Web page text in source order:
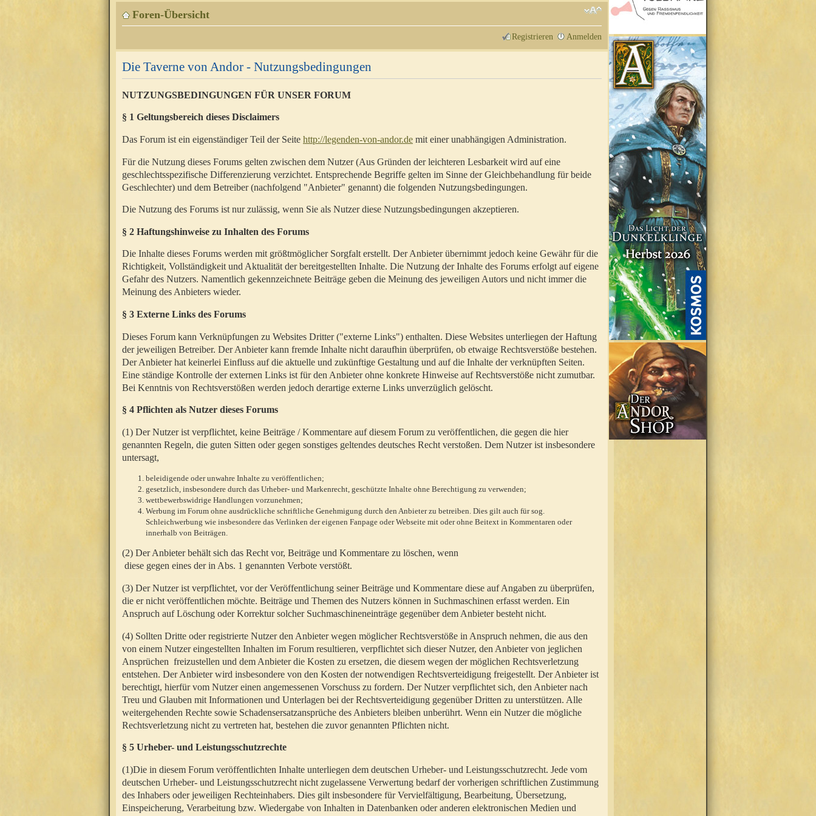
Foren-Übersicht
Registrieren Anmelden
Die Taverne von Andor - Nutzungsbedingungen
NUTZUNGSBEDINGUNGEN FÜR UNSER FORUM
§ 1 Geltungsbereich dieses Disclaimers
Das Forum ist ein eigenständiger Teil der Seite http://legenden-von-andor.de mit einer unabhängigen Administration.
Für die Nutzung dieses Forums gelten zwischen dem Nutzer (Aus Gründen der leichteren Lesbarkeit wird auf eine
geschlechtsspezifische Differenzierung verzichtet. Entsprechende Begriffe gelten im Sinne der Gleichbehandlung für beide
Geschlechter) und dem Betreiber (nachfolgend "Anbieter" genannt) die folgenden Nutzungsbedingungen.
Die Nutzung des Forums ist nur zulässig, wenn Sie als Nutzer diese Nutzungsbedingungen akzeptieren.
§ 2 Haftungshinweise zu Inhalten des Forums
Die Inhalte dieses Forums werden mit größtmöglicher Sorgfalt erstellt. Der Anbieter übernimmt jedoch keine Gewähr für die
Richtigkeit, Vollständigkeit und Aktualität der bereitgestellten Inhalte. Die Nutzung der Inhalte des Forums erfolgt auf eigene
Gefahr des Nutzers. Namentlich gekennzeichnete Beiträge geben die Meinung des jeweiligen Autors und nicht immer die
Meinung des Anbieters wieder.
§ 3 Externe Links des Forums
Dieses Forum kann Verknüpfungen zu Websites Dritter ("externe Links") enthalten. Diese Websites unterliegen der Haftung
der jeweiligen Betreiber. Der Anbieter kann fremde Inhalte nicht daraufhin überprüfen, ob etwaige Rechtsverstöße bestehen.
Der Anbieter hat keinerlei Einfluss auf die aktuelle und zukünftige Gestaltung und auf die Inhalte der verknüpften Seiten.
Eine ständige Kontrolle der externen Links ist für den Anbieter ohne konkrete Hinweise auf Rechtsverstöße nicht zumutbar.
Bei Kenntnis von Rechtsverstößen werden jedoch derartige externe Links unverzüglich gelöscht.
§ 4 Pflichten als Nutzer dieses Forums
(1) Der Nutzer ist verpflichtet, keine Beiträge / Kommentare auf diesem Forum zu veröffentlichen, die gegen die hier
genannten Regeln, die guten Sitten oder gegen sonstiges geltendes deutsches Recht verstoßen. Dem Nutzer ist insbesondere
untersagt,
beleidigende oder unwahre Inhalte zu veröffentlichen;
gesetzlich, insbesondere durch das Urheber- und Markenrecht, geschützte Inhalte ohne Berechtigung zu verwenden;
wettbewerbswidrige Handlungen vorzunehmen;
Werbung im Forum ohne ausdrückliche schriftliche Genehmigung durch den Anbieter zu betreiben. Dies gilt auch für sog.
Schleichwerbung wie insbesondere das Verlinken der eigenen Fanpage oder Webseite mit oder ohne Beitext in Kommentaren oder
innerhalb von Beiträgen.
(2) Der Anbieter behält sich das Recht vor, Beiträge und Kommentare zu löschen, wenn
diese gegen eines der in Abs. 1 genannten Verbote verstößt.
(3) Der Nutzer ist verpflichtet, vor der Veröffentlichung seiner Beiträge und Kommentare diese auf Angaben zu überprüfen,
die er nicht veröffentlichen möchte. Beiträge und Themen des Nutzers können in Suchmaschinen erfasst werden. Ein
Anspruch auf Löschung oder Korrektur solcher Suchmaschineneinträge gegenüber dem Anbieter besteht nicht.
(4) Sollten Dritte oder registrierte Nutzer den Anbieter wegen möglicher Rechtsverstöße in Anspruch nehmen, die aus den
von einem Nutzer eingestellten Inhalten im Forum resultieren, verpflichtet sich dieser Nutzer, den Anbieter von jeglichen
Ansprüchen freizustellen und dem Anbieter die Kosten zu ersetzen, die diesem wegen der möglichen Rechtsverletzung
entstehen. Der Anbieter wird insbesondere von den Kosten der notwendigen Rechtsverteidigung freigestellt. Der Anbieter ist
berechtigt, hierfür vom Nutzer einen angemessenen Vorschuss zu fordern. Der Nutzer verpflichtet sich, den Anbieter nach
Treu und Glauben mit Informationen und Unterlagen bei der Rechtsverteidigung gegenüber Dritten zu unterstützen. Alle
weitergehenden Rechte sowie Schadensersatzansprüche des Anbieters bleiben unberührt. Wenn ein Nutzer die mögliche
Rechtsverletzung nicht zu vertreten hat, bestehen die zuvor genannten Pflichten nicht.
§ 5 Urheber- und Leistungsschutzrechte
(1)Die in diesem Forum veröffentlichten Inhalte unterliegen dem deutschen Urheber- und Leistungsschutzrecht. Jede vom
deutschen Urheber- und Leistungsschutzrecht nicht zugelassene Verwertung bedarf der vorherigen schriftlichen Zustimmung
des Inhabers oder jeweiligen Rechteinhabers. Dies gilt insbesondere für Vervielfältigung, Bearbeitung, Übersetzung,
Einspeicherung, Verarbeitung bzw. Wiedergabe von Inhalten in Datenbanken oder anderen elektronischen Medien und